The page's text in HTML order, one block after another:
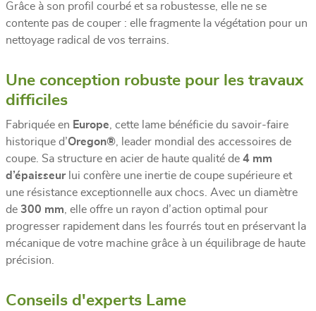
Grâce à son profil courbé et sa robustesse, elle ne se
contente pas de couper : elle fragmente la végétation pour un
nettoyage radical de vos terrains.
Une conception robuste pour les travaux
difficiles
Fabriquée en Europe , cette lame bénéficie du savoir-faire
historique d’Oregon® , leader mondial des accessoires de
coupe. Sa structure en acier de haute qualité de 4 mm
d’épaisseur lui confère une inertie de coupe supérieure et
une résistance exceptionnelle aux chocs. Avec un diamètre
de 300 mm , elle offre un rayon d’action optimal pour
progresser rapidement dans les fourrés tout en préservant la
mécanique de votre machine grâce à un équilibrage de haute
précision.
Conseils d'experts Lame